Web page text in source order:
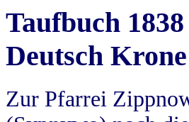
Taufbuch
Deutsch Krone
Zur Pfarrei